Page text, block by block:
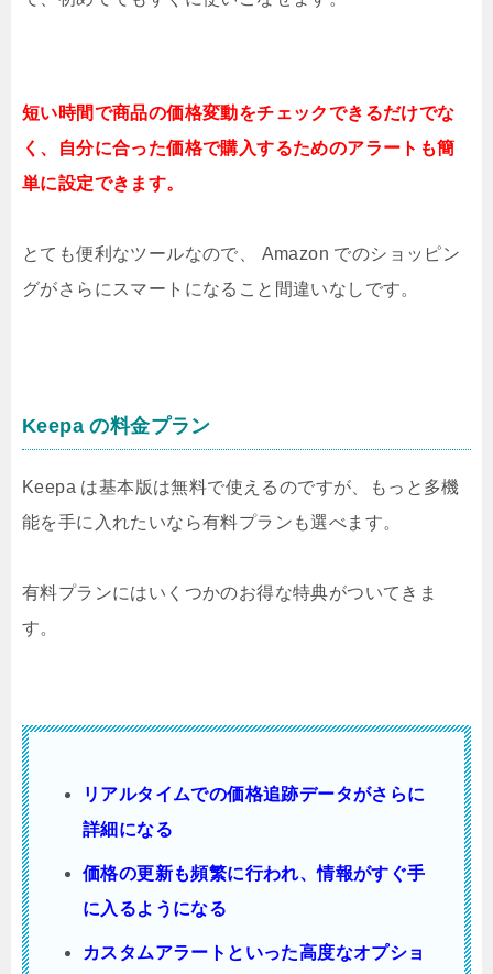
短い時間で商品の価格変動をチェックできるだけでな
く、自分に合った価格で購入するためのアラートも簡
単に設定できます。
とても便利なツールなので、 Amazon でのショッピン
グがさらにスマートになること間違いなしです。
Keepa の料金プラン
Keepa は基本版は無料で使えるのですが、もっと多機
能を手に入れたいなら有料プランも選べます。
有料プランにはいくつかのお得な特典がついてきま
す。
リアルタイムでの価格追跡データがさらに
詳細になる
価格の更新も頻繁に行われ、情報がすぐ手
に入るようになる
カスタムアラートといった高度なオプショ